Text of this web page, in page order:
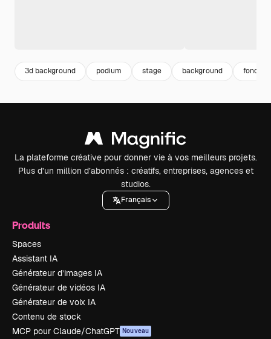
3d background podium stage background fond
La plateforme créative pour donner vie à vos meilleurs projets.
Plus d’un million d’abonnés : créatifs, entreprises, agences et
studios.
Français
Produits
Spaces
Assistant IA
Générateur d’images IA
Générateur de vidéos IA
Générateur de voix IA
Contenu de stock
MCP pour Claude/ChatGPT Nouveau